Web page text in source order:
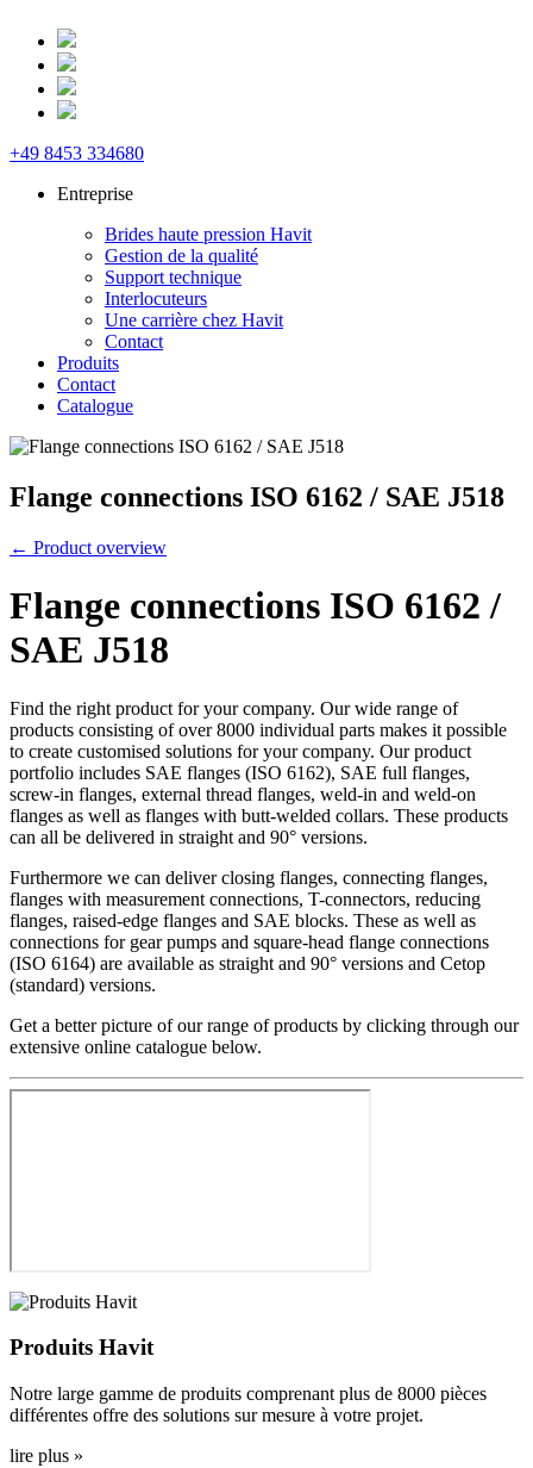
+49 8453 334680
Entreprise
Brides haute pression Havit
Gestion de la qualité
Support technique
Interlocuteurs
Une carrière chez Havit
Contact
Produits
Contact
Catalogue
Flange connections ISO 6162 / SAE J518
← Product overview
Flange connections ISO 6162 /
SAE J518
Find the right product for your company. Our wide range of
products consisting of over 8000 individual parts makes it possible
to create customised solutions for your company. Our product
portfolio includes SAE flanges (ISO 6162), SAE full flanges,
screw-in flanges, external thread flanges, weld-in and weld-on
flanges as well as flanges with butt-welded collars. These products
can all be delivered in straight and 90° versions.
Furthermore we can deliver closing flanges, connecting flanges,
flanges with measurement connections, T-connectors, reducing
flanges, raised-edge flanges and SAE blocks. These as well as
connections for gear pumps and square-head flange connections
(ISO 6164) are available as straight and 90° versions and Cetop
(standard) versions.
Get a better picture of our range of products by clicking through our
extensive online catalogue below.
Produits Havit
Notre large gamme de produits comprenant plus de 8000 pièces
différentes offre des solutions sur mesure à votre projet.
lire plus »